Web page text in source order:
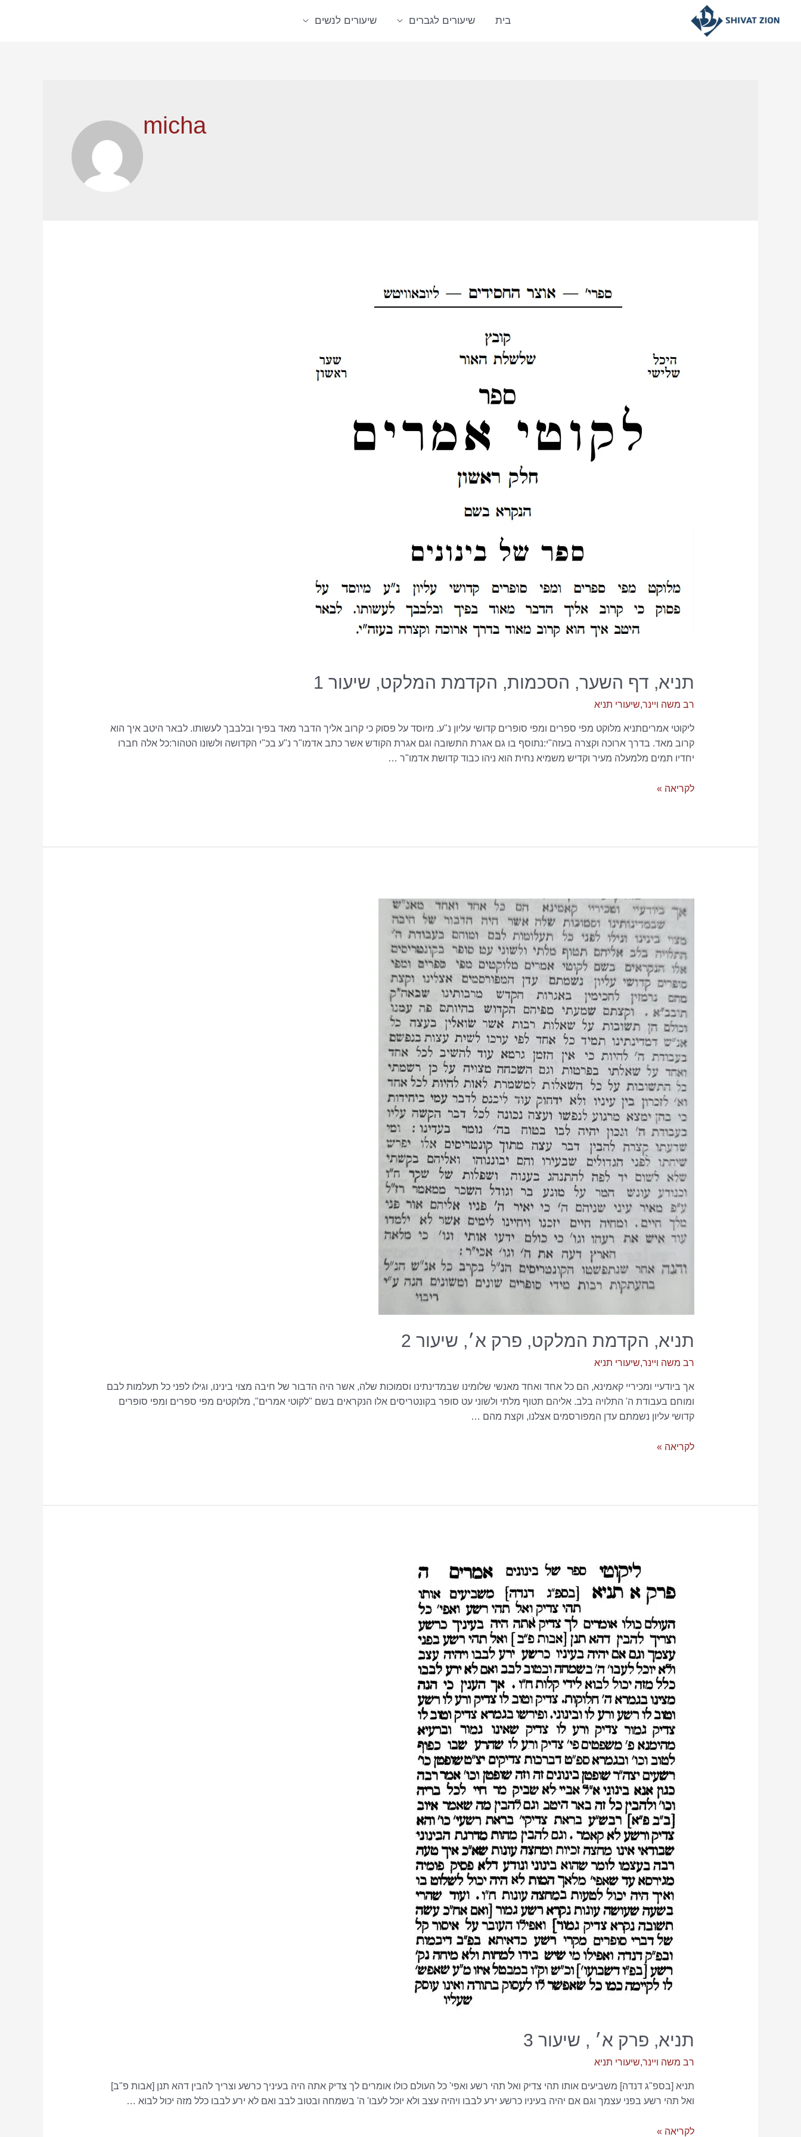
בית שיעורים לגברים שיעורים לנשים
micha
תניא, דף השער, הסכמות, הקדמת המלקט, שיעור 1
רב משה ויינר,שיעורי תניא
ליקוטי אמריםתניא מלוקט מפי ספרים ומפי סופרים קדושי עליון נ"ע. מיוסד על פסוק כי קרוב אליך הדבר מאד בפיך ובלבבך לעשותו. לבאר היטב איך הוא
קרוב מאד. בדרך ארוכה וקצרה בעזה"י:נתוסף בו גם אגרת התשובה וגם אגרת הקודש אשר כתב אדמו"ר נ"ע בכ"י הקדושה ולשונו הטהור:כל אלה חברו
יחדיו תמים מלמעלה מעיר וקדיש משמיא נחית הוא ניהו כבוד קדושת אדמו"ר …
תניא,
הקדמת
לקריאה »
תניא, הקדמת המלקט, פרק א׳, שיעור 2
רב משה ויינר,שיעורי תניא
אך ביודעיי ומכיריי קאמינא, הם כל אחד ואחד מאנשי שלומינו שבמדינתינו וסמוכות שלה, אשר היה הדבור של חיבה מצוי בינינו, וגילו לפני כל תעלמות לבם
ומוחם בעבודת ה' התלויה בלב. אליהם תטוף מלתי ולשוני עט סופר בקונטריסים אלו הנקראים בשם "לקוטי אמרים", מלוקטים מפי ספרים ומפי סופרים
קדושי עליון נשמתם עדן המפורסמים אצלנו, וקצת מהם …
תניא,
א׳,
לקריאה »
תניא, פרק א׳ , שיעור 3
רב משה ויינר,שיעורי תניא
תניא [בספ"ג דנדה] משביעים אותו תהי צדיק ואל תהי רשע ואפי' כל העולם כולו אומרים לך צדיק אתה היה בעיניך כרשע וצריך להבין דהא תנן [אבות פ"ב]
ואל תהי רשע בפני עצמך וגם אם יהיה בעיניו כרשע ירע לבבו ויהיה עצב ולא יוכל לעבו' ה' בשמחה ובטוב לבב ואם לא ירע לבבו כלל מזה יכול לבוא …
תניא,
לקריאה »